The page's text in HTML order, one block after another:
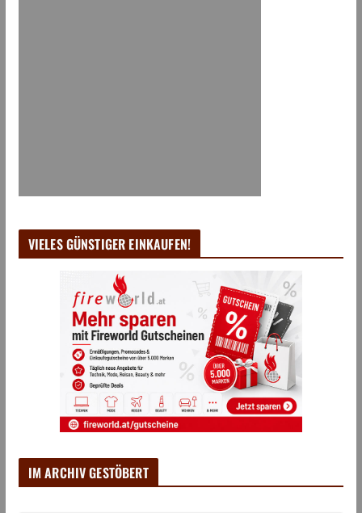
VIELES GÜNSTIGER EINKAUFEN!
IM ARCHIV GESTÖBERT